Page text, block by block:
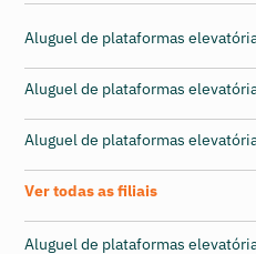
Aluguel de plataformas
Aluguel de plataformas
Aluguel de plataformas
Ver todas as filiais
Aluguel de plataformas